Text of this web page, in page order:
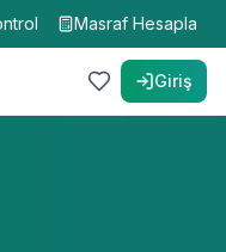
Masraf Hesapla
Giriş